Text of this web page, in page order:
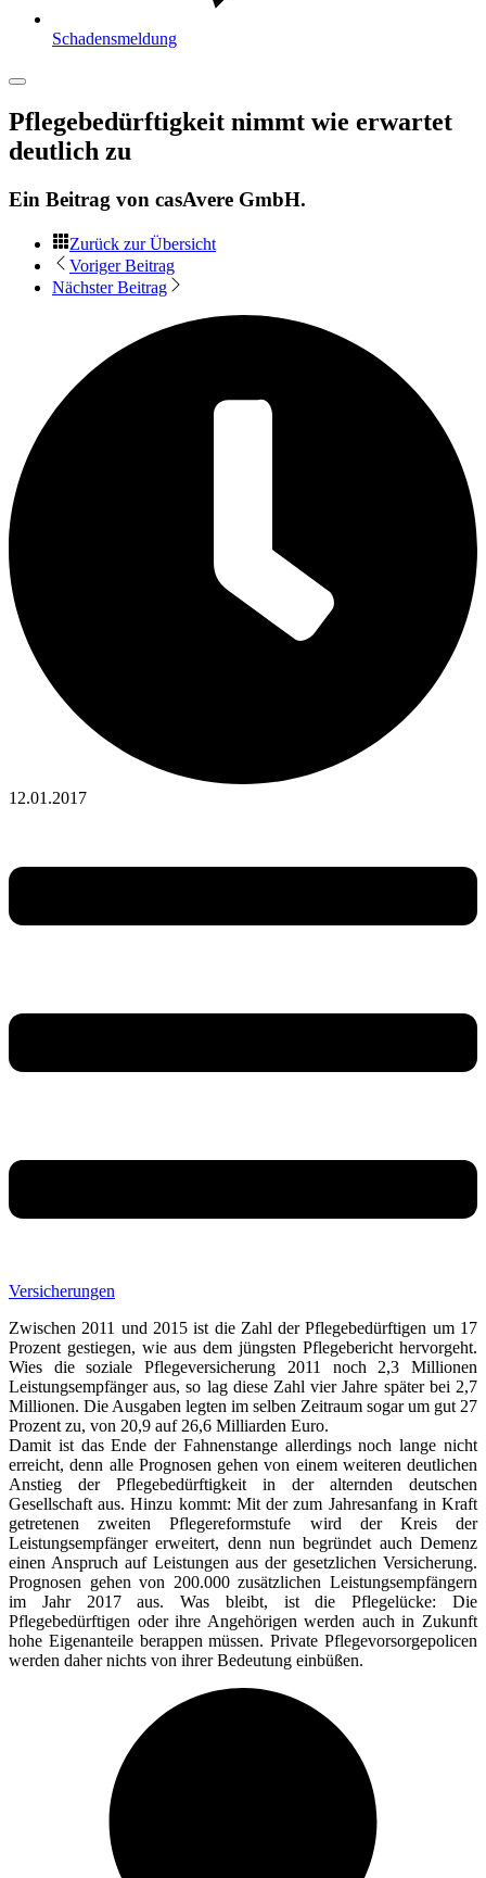
Schadensmeldung
Pflegebedürftigkeit nimmt wie erwartet
deutlich zu
Ein Beitrag von casAvere GmbH.
Zurück zur Übersicht
Voriger Beitrag
Nächster Beitrag
12.01.2017
Versicherungen
Zwischen 2011 und 2015 ist die Zahl der Pflegebedürftigen um 17
Prozent gestiegen, wie aus dem jüngsten Pflegebericht hervorgeht.
Wies die soziale Pflegeversicherung 2011 noch 2,3 Millionen
Leistungsempfänger aus, so lag diese Zahl vier Jahre später bei 2,7
Millionen. Die Ausgaben legten im selben Zeitraum sogar um gut 27
Prozent zu, von 20,9 auf 26,6 Milliarden Euro.
Damit ist das Ende der Fahnenstange allerdings noch lange nicht
erreicht, denn alle Prognosen gehen von einem weiteren deutlichen
Anstieg der Pflegebedürftigkeit in der alternden deutschen
Gesellschaft aus. Hinzu kommt: Mit der zum Jahresanfang in Kraft
getretenen zweiten Pflegereformstufe wird der Kreis der
Leistungsempfänger erweitert, denn nun begründet auch Demenz
einen Anspruch auf Leistungen aus der gesetzlichen Versicherung.
Prognosen gehen von 200.000 zusätzlichen Leistungsempfängern
im Jahr 2017 aus. Was bleibt, ist die Pflegelücke: Die
Pflegebedürftigen oder ihre Angehörigen werden auch in Zukunft
hohe Eigenanteile berappen müssen. Private Pflegevorsorgepolicen
werden daher nichts von ihrer Bedeutung einbüßen.